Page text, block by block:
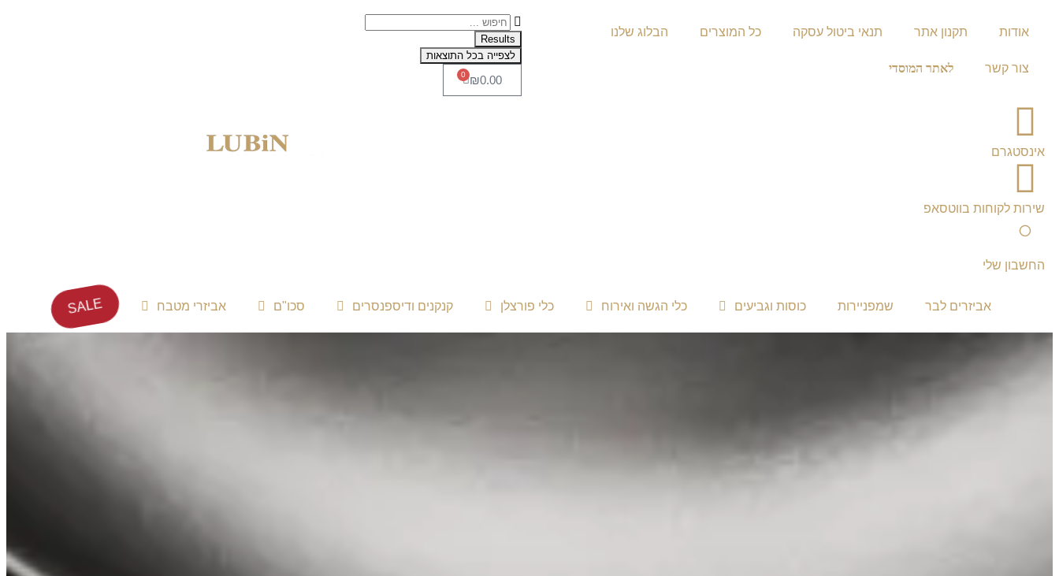
אודות
תקנון אתר תנאי ביטול עסקה כל המוצרים הבלוג שלנו
צור קשר לאתר המוסדי
אינסטגרם
שירות לקוחות בווטסאפ
החשבון שלי
Results
לצפייה בכל התוצאות
₪0.00
0
אביזרים לבר שמפניירות כוסות וגביעים כלי הגשה ואירוח כלי פורצלן קנקנים ודיספנסרים סכו"ם אביזרי מטבח SALE